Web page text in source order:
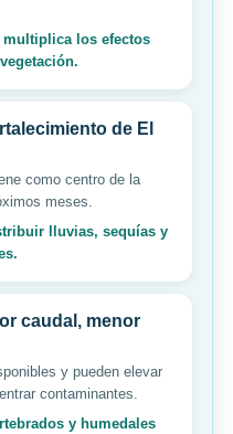
los efectos
de El
como centro de la
meses.
lluvias, sequías y
caudal, menor
y pueden elevar
contaminantes.
y humedales